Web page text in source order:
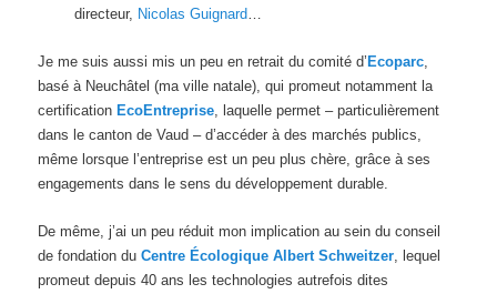
directeur, Nicolas Guignard…
Je me suis aussi mis un peu en retrait du comité d’ Ecoparc,
basé à Neuchâtel (ma ville natale), qui promeut notamment la
certification EcoEntreprise, laquelle permet – particulièrement
dans le canton de Vaud – d’accéder à des marchés publics,
même lorsque l’entreprise est un peu plus chère, grâce à ses
engagements dans le sens du développement durable.
De même, j’ai un peu réduit mon implication au sein du conseil
de fondation duCentre Écologique Albert Schweitzer, lequel
promeut depuis 40 ans les technologies autrefois dites